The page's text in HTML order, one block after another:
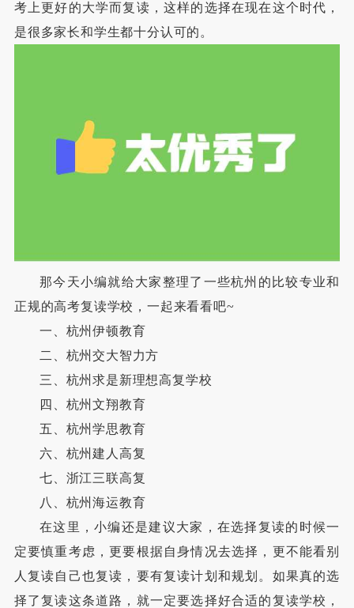
考上更好的大学而复读，这样的选择在现在这个时代，
是很多家长和学生都十分认可的。
那今天小编就给大家整理了一些杭州的比较专业和
正规的高考复读学校，一起来看看吧~
一、杭州伊顿教育
二、杭州交大智力方
三、杭州求是新理想高复学校
四、杭州文翔教育
五、杭州学思教育
六、杭州建人高复
七、浙江三联高复
八、杭州海运教育
在这里，小编还是建议大家，在选择复读的时候一
定要慎重考虑，更要根据自身情况去选择，更不能看别
人复读自己也复读，要有复读计划和规划。如果真的选
择了复读这条道路，就一定要选择好合适的复读学校，